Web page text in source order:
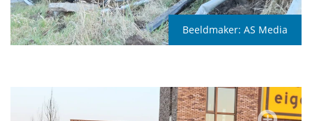
Beeldmaker: AS Media